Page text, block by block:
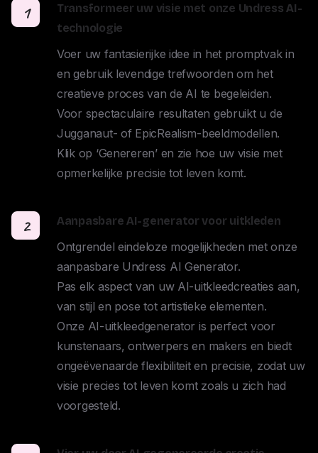
1
Transformeer uw visie met onze Undress AI-
technologie
Voer uw fantasierijke idee in het promptvak in
en gebruik levendige trefwoorden om het
creatieve proces van de AI te begeleiden.
Voor spectaculaire resultaten gebruikt u de
Jugganaut- of EpicRealism-beeldmodellen.
Klik op ‘Genereren’ en zie hoe uw visie met
opmerkelijke precisie tot leven komt.
2 Aanpasbare AI-generator voor uitkleden
Ontgrendel eindeloze mogelijkheden met onze
aanpasbare Undress AI Generator.
Pas elk aspect van uw AI-uitkleedcreaties aan,
van stijl en pose tot artistieke elementen.
Onze AI-uitkleedgenerator is perfect voor
kunstenaars, ontwerpers en makers en biedt
ongeëvenaarde flexibiliteit en precisie, zodat uw
visie precies tot leven komt zoals u zich had
voorgesteld.